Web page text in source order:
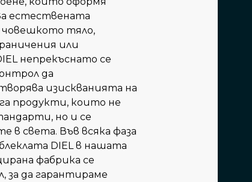
естествената
тяло,
или
непрекъснато се
да
изискванията на
продукти, които не
но и се
в света. Във всяка фаза
DIEL в нашата
фабрика се
за да гарантираме